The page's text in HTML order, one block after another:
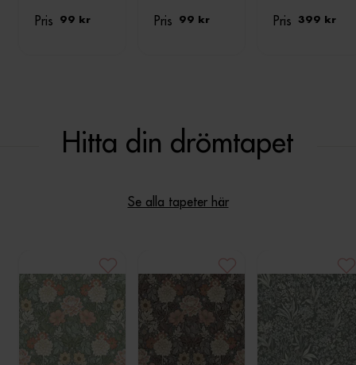
Pris 99 kr Pris 99 kr Pris 399 kr
Hitta din drömtapet
Se alla tapeter här